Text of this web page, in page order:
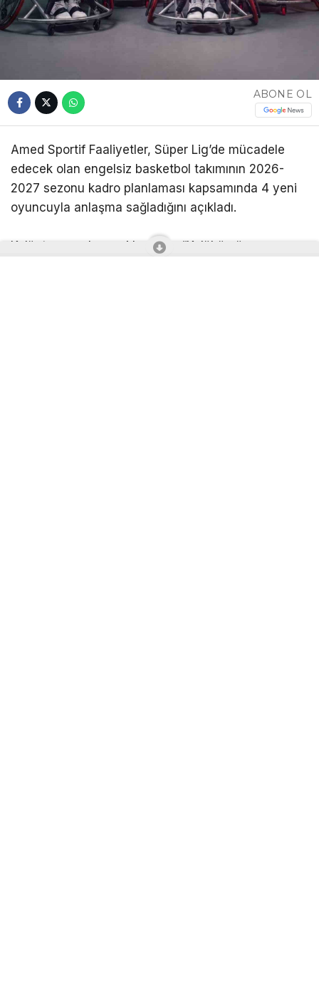
ABONE OL
Amed Sportif Faaliyetler, Süper Lig’de mücadele
edecek olan engelsiz basketbol takımının 2026-
2027 sezonu kadro planlaması kapsamında 4 yeni
oyuncuyla anlaşma sağladığını açıkladı.
Kulüpten yapılan açıklamada, “Kulübümüz;